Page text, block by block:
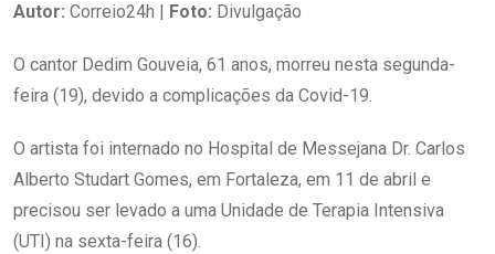
Autor: Correio24h | Foto: Divulgação
O cantor Dedim Gouveia, 61 anos, morreu nesta segunda-
feira (19), devido a complicações da Covid-19.
O artista foi internado no Hospital de Messejana Dr. Carlos
Alberto Studart Gomes, em Fortaleza, em 11 de abril e
precisou ser levado a uma Unidade de Terapia Intensiva
(UTI) na sexta-feira (16).